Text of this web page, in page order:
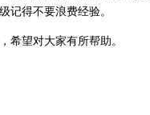
记得不要浪费经验。
望对大家有所帮助。